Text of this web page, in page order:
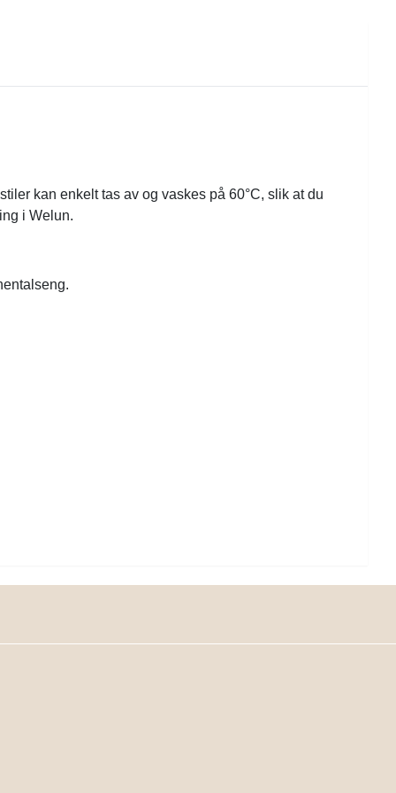
kan enkelt tas av og vaskes på 60°C, slik at du
i Welun.